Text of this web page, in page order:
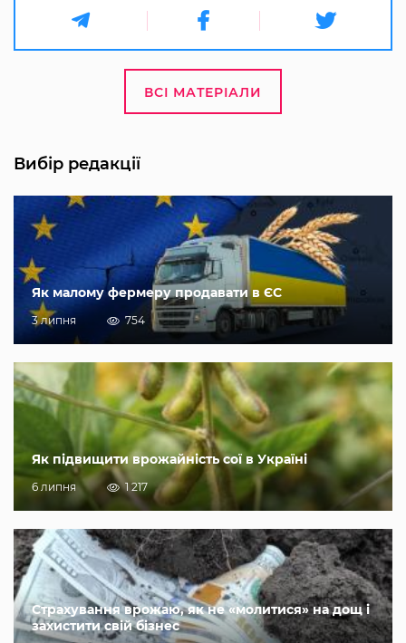
ВСІ МАТЕРІАЛИ
Вибір редакції
Як малому фермеру продавати в ЄС
3 липня 754
Як підвищити врожайність сої в Україні
6 липня 1 217
Страхування врожаю, як не «молитися» на дощ і
захистити свій бізнес